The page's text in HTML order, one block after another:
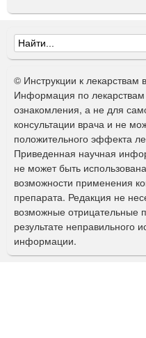
Ф
о
р
м
а
п
о
и
с
к
© Инструкции к
Информация по
ознакомления, а не для
консультации врача и не
положительного эффекта
Приведенная научная
не может быть
возможности применения
препарата. Редакция не
возможные отрицательные
результате неправильного
информации.